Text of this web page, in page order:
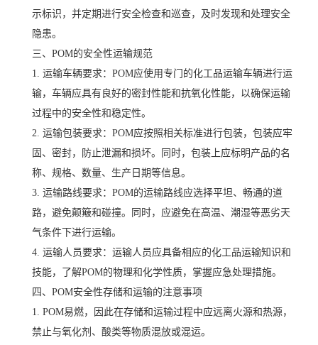
示标识，并定期进行安全检查和巡查，及时发现和处理安全
隐患。
三、POM的安全性运输规范
1. 运输车辆要求：POM应使用专门的化工品运输车辆进行运
输，车辆应具有良好的密封性能和抗氧化性能，以确保运输
过程中的安全性和稳定性。
2. 运输包装要求：POM应按照相关标准进行包装，包装应牢
固、密封，防止泄漏和损坏。同时，包装上应标明产品的名
称、规格、数量、生产日期等信息。
3. 运输路线要求：POM的运输路线应选择平坦、畅通的道
路，避免颠簸和碰撞。同时，应避免在高温、潮湿等恶劣天
气条件下进行运输。
4. 运输人员要求：运输人员应具备相应的化工品运输知识和
技能，了解POM的物理和化学性质，掌握应急处理措施。
四、POM安全性存储和运输的注意事项
1. POM易燃，因此在存储和运输过程中应远离火源和热源，
禁止与氧化剂、酸类等物质混放或混运。